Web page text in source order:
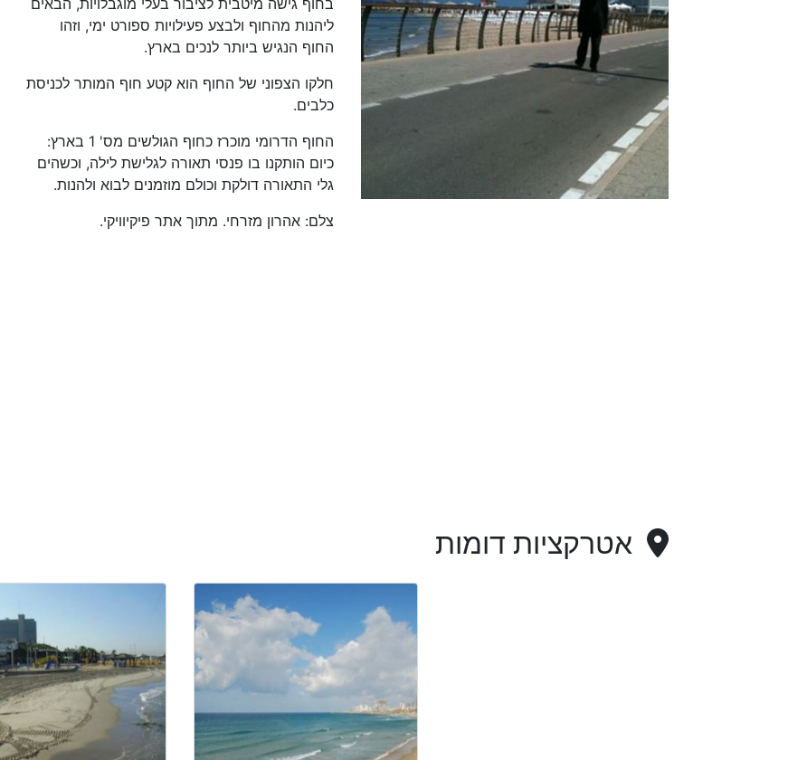
בחוף גישה מיטבית לציבור בעלי מוגבלויות, הבאים
ליהנות מהחוף ולבצע פעילויות ספורט ימי, וזהו
החוף הנגיש ביותר לנכים בארץ.
חלקו הצפוני של החוף הוא קטע חוף המותר לכניסת
כלבים.
החוף הדרומי מוכרז כחוף הגולשים מס' 1 בארץ:
כיום הותקנו בו פנסי תאורה לגלישת לילה, וכשהים
גלי התאורה דולקת וכולם מוזמנים לבוא ולהנות.
צלם: אהרון מזרחי. מתוך אתר פיקיוויקי.
אטרקציות דומות